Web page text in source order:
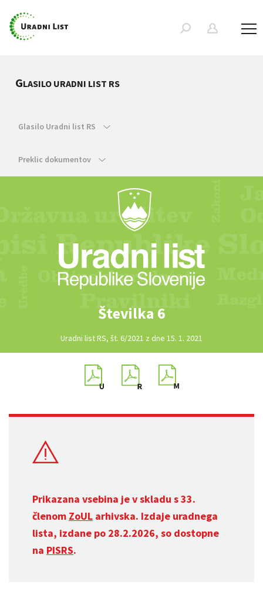
GLASILO URADNI LIST RS
Glasilo Uradni list RS
Preklic dokumentov
Številka 6
Uradni list RS, št. 6/2021 z dne 15. 1. 2021
Prikazana vsebina je v skladu s 33.
členom ZoUL arhivska. Izdaje uradnega
lista, izdane po 28.2.2026, so dostopne
na PISRS.